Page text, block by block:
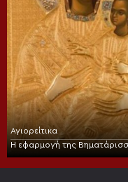
Αγιορείτικα
Η εφαρμογή της